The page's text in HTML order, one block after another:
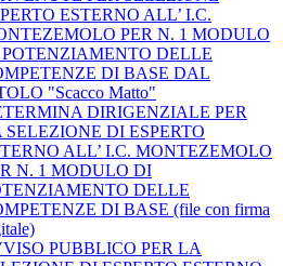
ESTERNO ALL’ I.C.
PER N. 1 MODULO
DELLE
DI BASE DAL
"Scacco Matto"
DIRIGENZIALE PER
SELEZIONE DI ESPERTO
ALL’ I.C. MONTEZEMOLO
N. 1 MODULO DI
DELLE
DI BASE (file con firma
PUBBLICO PER LA